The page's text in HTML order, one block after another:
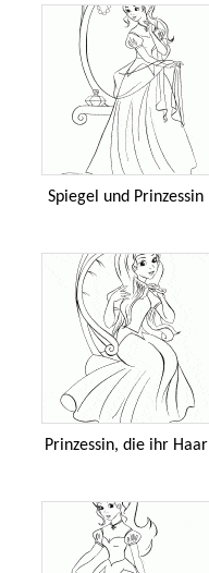
Spiegel und Prinzessin
Prinzessin, die ihr Haar